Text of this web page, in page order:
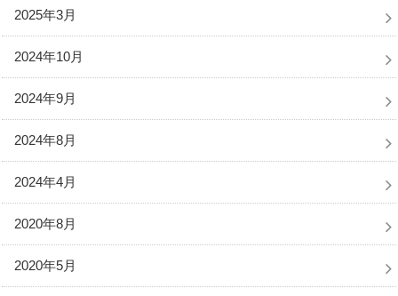
2025年3月
2024年10月
2024年9月
2024年8月
2024年4月
2020年8月
2020年5月